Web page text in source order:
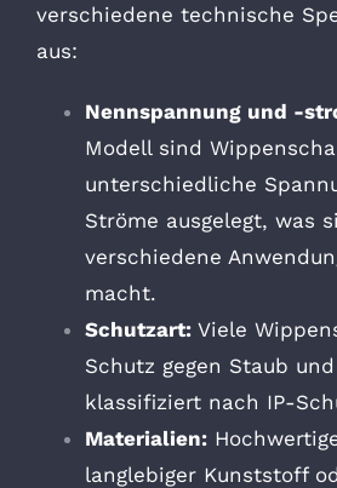
verschiedene technische
aus:
Nennspannung und -
Modell sind
unterschiedliche
Ströme ausgelegt, was
verschiedene
macht.
Schutzart: Viele
Schutz gegen Staub und
klassifiziert nach IP-
Materialien:
langlebiger Kunststoff